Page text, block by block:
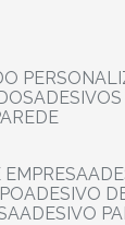
EMPRESA
ADESIVO
ADESIVO